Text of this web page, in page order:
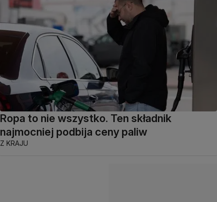
Ropa to nie wszystko. Ten składnik
najmocniej podbija ceny paliw
Z KRAJU